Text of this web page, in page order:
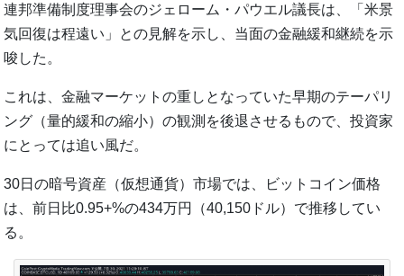
連邦準備制度理事会のジェローム・パウエル議長は、「米景
気回復は程遠い」との見解を示し、当面の金融緩和継続を示
唆した。
これは、金融マーケットの重しとなっていた早期のテーパリ
ング（量的緩和の縮小）の観測を後退させるもので、投資家
にとっては追い風だ。
30日の暗号資産（仮想通貨）市場では、ビットコイン価格
は、前日比0.95+%の434万円（40,150ドル）で推移してい
る。